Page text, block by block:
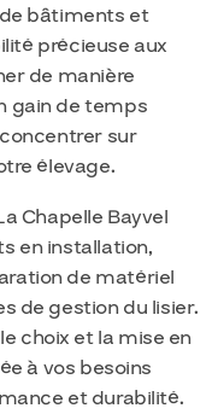
bâtiments et
précieuse aux
de manière
gain de temps
sur
élevage.
Chapelle Bayvel
en installation,
de matériel
de gestion du lisier.
choix et la mise en
à vos besoins
et durabilité.